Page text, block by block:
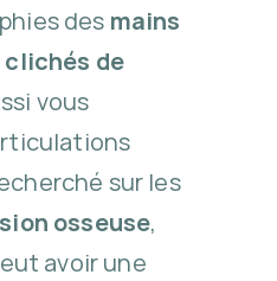
des mains
clichés de
vous
sur les
osseuse,
avoir une